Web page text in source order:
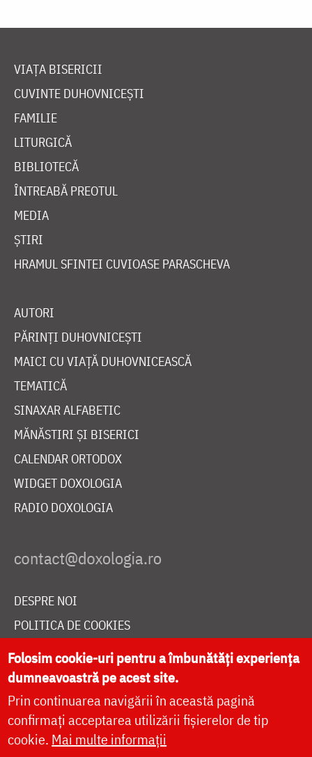
VIAȚA BISERICII
CUVINTE DUHOVNICEȘTI
FAMILIE
LITURGICĂ
BIBLIOTECĂ
ÎNTREABĂ PREOTUL
MEDIA
ȘTIRI
HRAMUL SFINTEI CUVIOASE PARASCHEVA
AUTORI
PĂRINȚI DUHOVNICEȘTI
MAICI CU VIAȚĂ DUHOVNICEASCĂ
TEMATICĂ
SINAXAR ALFABETIC
MĂNĂSTIRI ȘI BISERICI
CALENDAR ORTODOX
WIDGET DOXOLOGIA
RADIO DOXOLOGIA
DESPRE NOI
POLITICA DE COOKIES
DONEAZĂ ONLINE PENTRU CATEDRALA NAȚIONALĂ
LIVE
Folosim cookie-uri pentru a îmbunătăți experiența
dumneavoastră pe acest site.
Prin continuarea navigării în această pagină
confirmați acceptarea utilizării fișierelor de tip
cookie. Mai multe informații